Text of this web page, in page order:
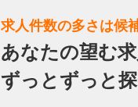
求人件数の多さは候
あなたの望む
ずっとずっと